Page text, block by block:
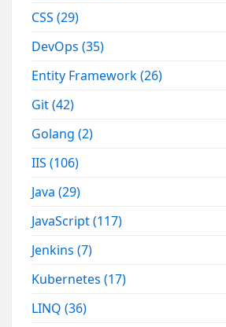
CSS(29)
DevOps(35)
Entity Framework(26)
Git(42)
Golang(2)
IIS(106)
Java(29)
JavaScript(117)
Jenkins(7)
Kubernetes(17)
LINQ(36)